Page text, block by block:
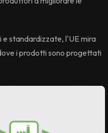
e standardizzate, l'UE mira
i prodotti sono progettati